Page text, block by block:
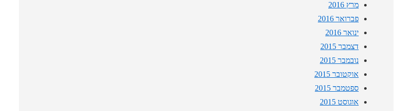
מרץ 2016
פברואר 2016
ינואר 2016
דצמבר 2015
נובמבר 2015
אוקטובר 2015
ספטמבר 2015
אוגוסט 2015